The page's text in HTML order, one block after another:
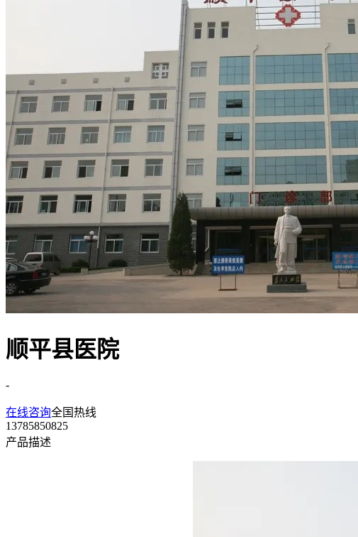
顺平县医院
-
在线咨询全国热线
13785850825
产品描述